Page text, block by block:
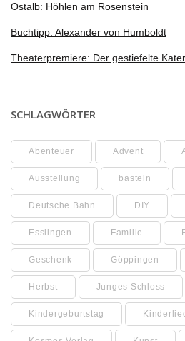
Ostalb: Höhlen am Rosenstein
Buchtipp: Alexander von Humboldt
Theaterpremiere: Der gestiefelte Kater
SCHLAGWÖRTER
Abenteuer Advent
Ausstellung basteln
Deutsche Bahn DIY
Esslingen Familie
Geschenk Göppingen
Herbst Junges Schloss
Kindergeburtstag